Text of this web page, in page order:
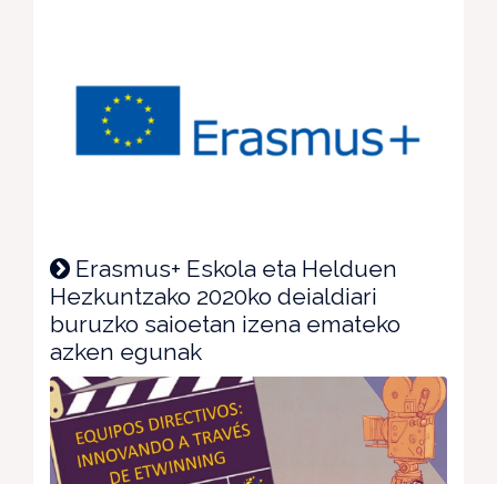
Erasmus+ Eskola eta Helduen
Hezkuntzako 2020ko deialdiari
buruzko saioetan izena emateko
azken egunak